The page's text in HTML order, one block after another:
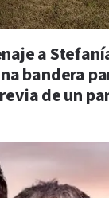
a
bandera
de un